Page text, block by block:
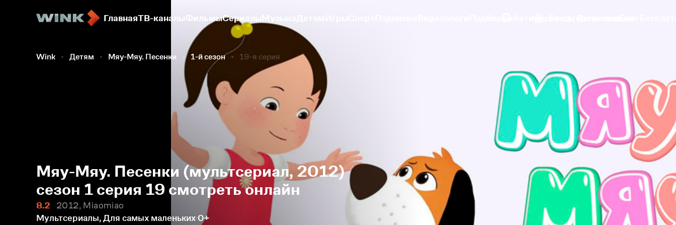
ГлавнаяТВ-каналы ФильмыСериалы Музыка
Wink Детям Мяу-Мяу. Песенки 1-й сезон 19-я серия
Мяу-Мяу. Песенки (мультсериал, 2012)
сезон 1 серия 19 смотреть онлайн
8.2
2012, Miaomiao
Мультсериалы, Для самых маленьких 0+